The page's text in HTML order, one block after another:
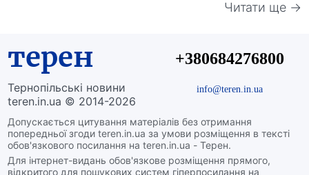
Читати ще →
терен
Тернопільські новини
teren.in.ua © 2014-2026
Допускається цитування матеріалів без отримання
попередньої згоди teren.in.ua за умови розміщення в тексті
обов'язкового посилання на teren.in.ua - Терен.
Для інтернет-видань обов'язкове розміщення прямого,
відкритого для пошукових систем гіперпосилання на
+380684276800
info@teren.in.ua